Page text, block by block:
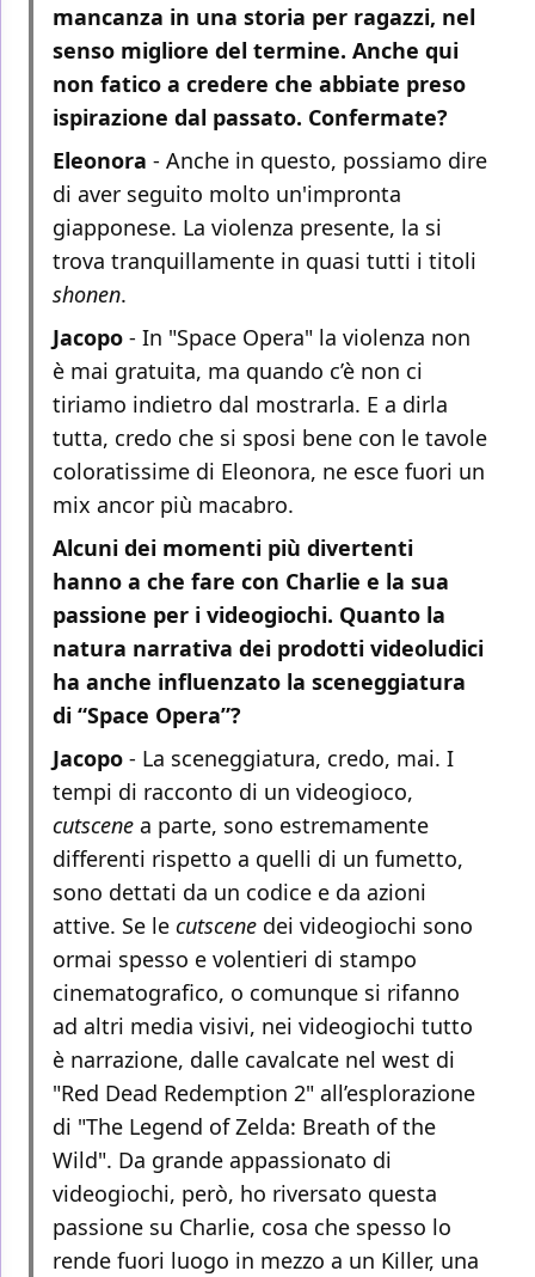
mancanza in una storia per ragazzi, nel
senso migliore del termine. Anche qui
non fatico a credere che abbiate preso
ispirazione dal passato. Confermate?
Eleonora - Anche in questo, possiamo dire
di aver seguito molto un'impronta
giapponese. La violenza presente, la si
trova tranquillamente in quasi tutti i titoli
shonen.
Jacopo - In "Space Opera" la violenza non
è mai gratuita, ma quando c’è non ci
tiriamo indietro dal mostrarla. E a dirla
tutta, credo che si sposi bene con le tavole
coloratissime di Eleonora, ne esce fuori un
mix ancor più macabro.
Alcuni dei momenti più divertenti
hanno a che fare con Charlie e la sua
passione per i videogiochi. Quanto la
natura narrativa dei prodotti videoludici
ha anche influenzato la sceneggiatura
di “Space Opera”?
Jacopo - La sceneggiatura, credo, mai. I
tempi di racconto di un videogioco,
cutscene a parte, sono estremamente
differenti rispetto a quelli di un fumetto,
sono dettati da un codice e da azioni
attive. Se le cutscene dei videogiochi sono
ormai spesso e volentieri di stampo
cinematografico, o comunque si rifanno
ad altri media visivi, nei videogiochi tutto
è narrazione, dalle cavalcate nel west di
"Red Dead Redemption 2" all’esplorazione
di "The Legend of Zelda: Breath of the
Wild". Da grande appassionato di
videogiochi, però, ho riversato questa
passione su Charlie, cosa che spesso lo
rende fuori luogo in mezzo a un Killer, una